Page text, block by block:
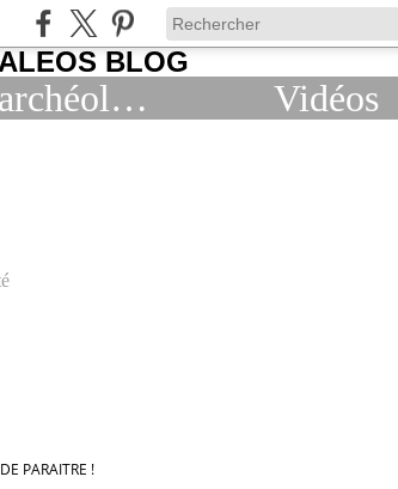
Actu archéologie Vidéos
PARAITRE !